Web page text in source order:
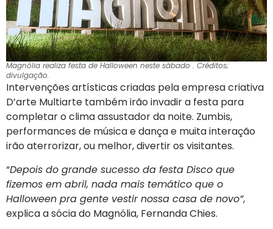
Magnólia realiza festa de Halloween neste sábado . Créditos;
divulgação.
Intervenções artísticas criadas pela empresa criativa
D’arte Multiarte também irão invadir a festa para
completar o clima assustador da noite. Zumbis,
performances de música e dança e muita interação
irão aterrorizar, ou melhor, divertir os visitantes.
“Depois do grande sucesso da festa Disco que
fizemos em abril, nada mais temático que o
Halloween pra gente vestir nossa casa de novo”,
explica a sócia do Magnólia, Fernanda Chies.